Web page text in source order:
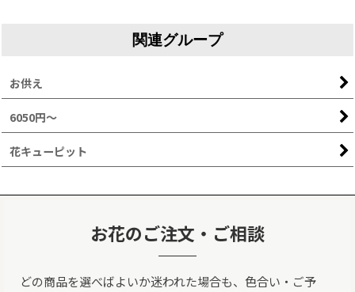
関連グループ
お供え
6050円～
花キューピット
お花のご注文・ご相談
どの商品を選べばよいか迷われた場合も、色合い・ご予